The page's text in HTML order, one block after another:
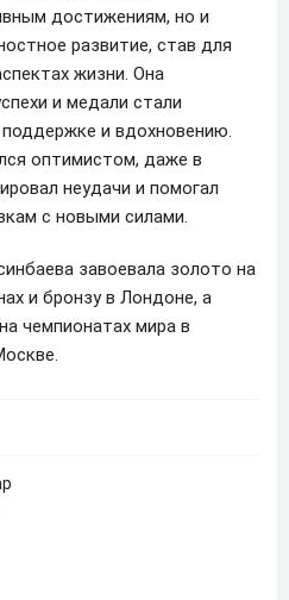
достижениям, но и
развитие, став для
жизни. Она
и медали стали
и вдохновению.
оптимистом, даже в
неудачи и помогал
с новыми силами.
завоевала золото на
и бронзу в Лондоне, а
чемпионатах мира в